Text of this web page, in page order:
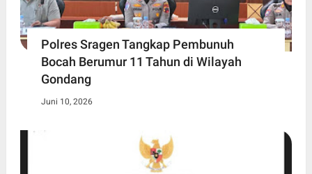
Polres Sragen Tangkap Pembunuh
Bocah Berumur 11 Tahun di Wilayah
Gondang
Juni 10, 2026